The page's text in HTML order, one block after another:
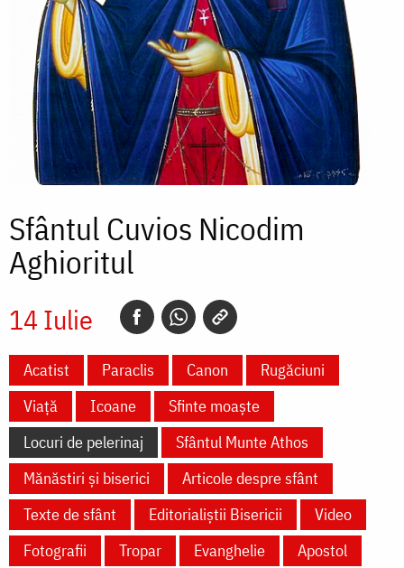
Sfântul Cuvios Nicodim
Aghioritul
14 Iulie
Acatist Paraclis Canon
Rugăciuni
Viață
Icoane
Sfinte moaște
Locuri de pelerinaj
Sfântul Munte Athos
Mănăstiri și biserici
Articole despre sfânt
Texte de sfânt
Editorialiștii Bisericii
Video
Fotografii
Tropar Evanghelie Apostol